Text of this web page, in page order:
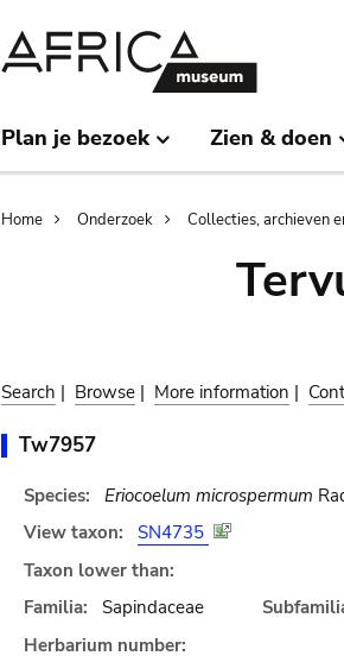
Plan je bezoek Zien & doen
Breadcrumb
Home Onderzoek Collecties, archieven
Search | Browse | More information |
Tw7957
Species: Eriocoelum microspermum
View taxon:
SN4735
Taxon lower than:
Familia:
Sapindaceae
Herbarium number: